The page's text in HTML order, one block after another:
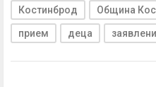
Костинброд Община
прием деца